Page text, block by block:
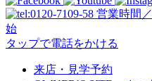
営業時間
始
タップで電話をかける
来店・見学予約